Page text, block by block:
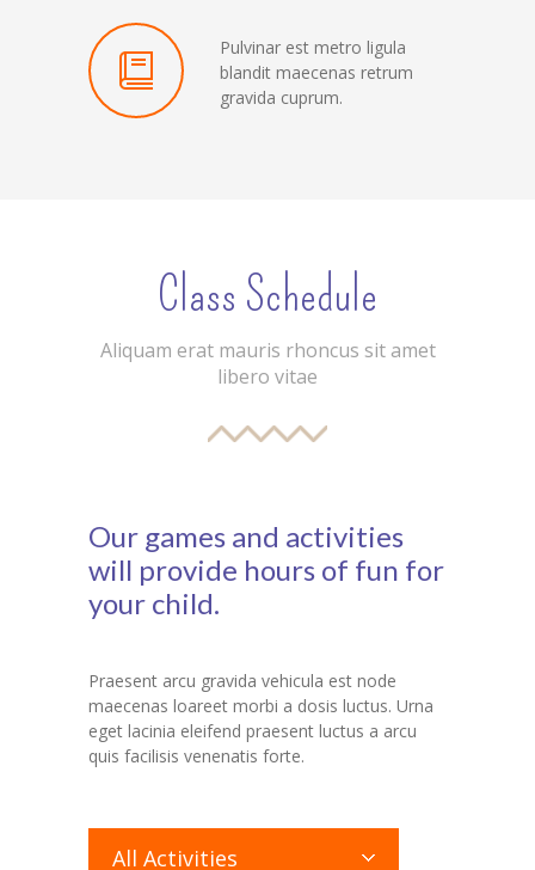
Pulvinar est metro ligula
blandit maecenas retrum
gravida cuprum.
Class Schedule
Aliquam erat mauris rhoncus sit amet
libero vitae
Our games and activities
will provide hours of fun for
your child.
Praesent arcu gravida vehicula est node
maecenas loareet morbi a dosis luctus. Urna
eget lacinia eleifend praesent luctus a arcu
quis facilisis venenatis forte.
All Activities